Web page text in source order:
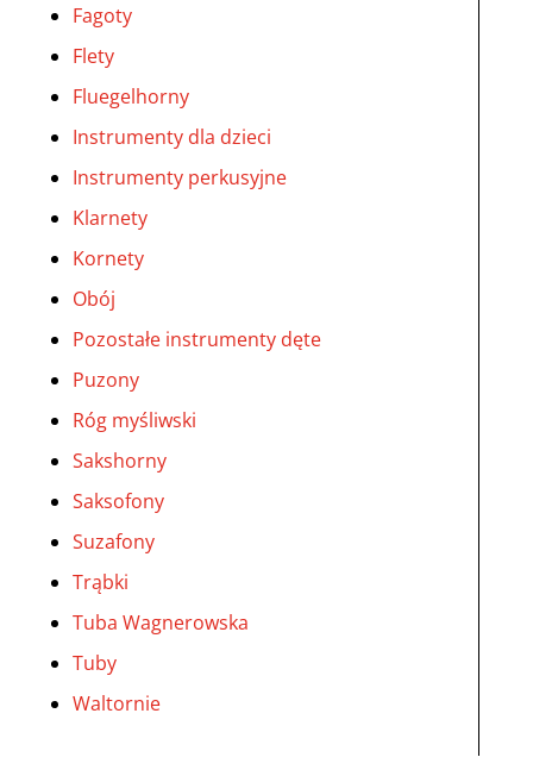
Fagoty
Flety
Fluegelhorny
Instrumenty dla dzieci
Instrumenty perkusyjne
Klarnety
Kornety
Obój
Pozostałe instrumenty dęte
Puzony
Róg myśliwski
Sakshorny
Saksofony
Suzafony
Trąbki
Tuba Wagnerowska
Tuby
Waltornie